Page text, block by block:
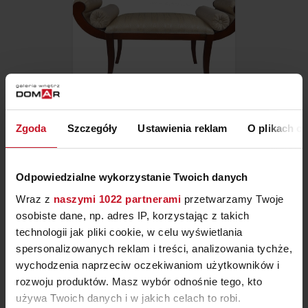
Zgoda Szczegóły Ustawienia reklam O plikach
Odpowiedzialne wykorzystanie Twoich danych
Wraz z naszymi 1022 partnerami przetwarzamy Twoje
osobiste dane, np. adres IP, korzystając z takich
technologii jak pliki cookie, w celu wyświetlania
spersonalizowanych reklam i treści, analizowania tychże,
wychodzenia naprzeciw oczekiwaniom użytkowników i
rozwoju produktów. Masz wybór odnośnie tego, kto
używa Twoich danych i w jakich celach to robi.
SIEDZISKO 95/K
ZAPYTAJ O CENĘ W SALONIE